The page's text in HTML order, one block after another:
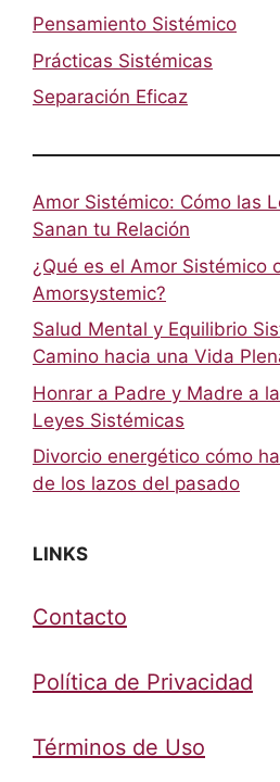
Pensamiento Sistémico
Prácticas Sistémicas
Separación Eficaz
Amor Sistémico: Cómo las
Sanan tu Relación
¿Qué es el Amor Sistémico
Amorsystemic?
Salud Mental y Equilibrio
Camino hacia una Vida
Honrar a Padre y Madre a
Leyes Sistémicas
Divorcio energético cómo
de los lazos del pasado
LINKS
Contacto
Política de Privacidad
Términos de Uso